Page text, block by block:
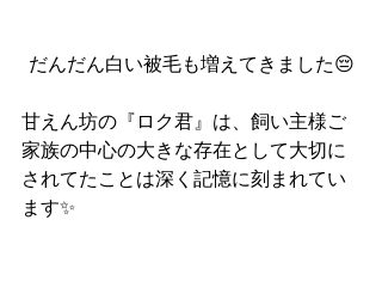
だんだん白い被毛も増えてきました😔
甘えん坊の『ロク君』は、飼い主様ご
家族の中心の大きな存在として大切に
されてたことは深く記憶に刻まれてい
ます✨